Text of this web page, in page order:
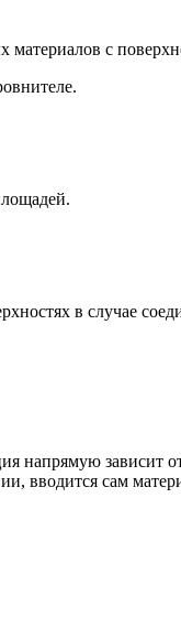
материалов с
в случае
напрямую зависит
вводится сам